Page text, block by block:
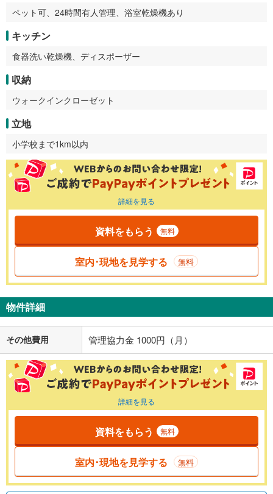
ペット可、24時間有人管理、浴室乾燥機あり
キッチン
食器洗い乾燥機、ディスポーザー
収納
ウォークインクローゼット
立地
小学校まで1km以内
詳細を見る
資料をもらう 無料
室内･現地を見学する 無料
物件詳細
その他費用 管理協力金 1000円（月）
詳細を見る
資料をもらう 無料
室内･現地を見学する 無料